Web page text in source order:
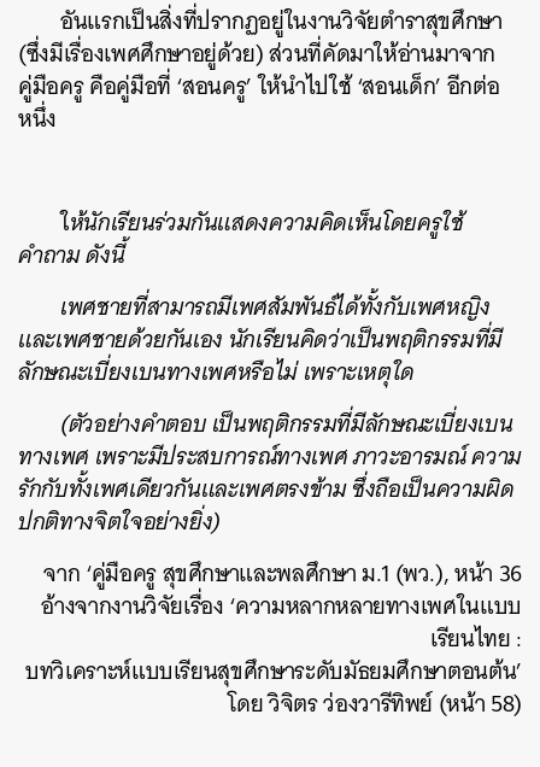
อันแรกเป็นสิ่งที่ปรากฏอยู่ในงานวิจัยตำราสุขศึกษา
(ซึ่งมีเรื่องเพศศึกษาอยู่ด้วย) ส่วนที่คัดมาให้อ่านมาจาก
คู่มือครู คือคู่มือที่ ‘สอนครู’ ให้นำไปใช้ ‘สอนเด็ก’ อีกต่อ
หนึ่ง
ให้นักเรียนร่วมกันแสดงความคิดเห็นโดยครูใช้
คำถาม ดังนี้
เพศชายที่สามารถมีเพศสัมพันธ์ได้ทั้งกับเพศหญิง
และเพศชายด้วยกันเอง นักเรียนคิดว่าเป็นพฤติกรรมที่มี
ลักษณะเบี่ยงเบนทางเพศหรือไม่ เพราะเหตุใด
(ตัวอย่างคำตอบ เป็นพฤติกรรมที่มีลักษณะเบี่ยงเบน
ทางเพศ เพราะมีประสบการณ์ทางเพศ ภาวะอารมณ์ ความ
รักกับทั้งเพศเดียวกันและเพศตรงข้าม ซึ่งถือเป็นความผิด
ปกติทางจิตใจอย่างยิ่ง)
จาก ‘คู่มือครู สุขศึกษาและพลศึกษา ม.1 (พว.), หน้า 36
อ้างจากงานวิจัยเรื่อง ‘ความหลากหลายทางเพศในแบบ
เรียนไทย :
บทวิเคราะห์แบบเรียนสุขศึกษาระดับมัธยมศึกษาตอนต้น’
โดย วิจิตร ว่องวารีทิพย์ (หน้า 58)